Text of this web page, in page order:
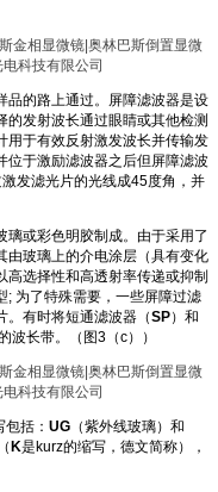
品的路上通过。屏障滤波器是设
的发射波长通过眼睛或其他检测
用于有效反射激发波长并传输发
位于激励滤波器之后但屏障滤波
发滤光片的光线成45度角，并
或彩色明胶制成。由于采用了
由玻璃上的介电涂层（具有变化
高选择性和高透射率传递或抑制
; 为了特殊需要，一些屏障过滤
。有时将短通滤波器（SP）和
波长带。（图3（c））
括： UG （紫外线玻璃）和
（K是kurz的缩写，德文简称），